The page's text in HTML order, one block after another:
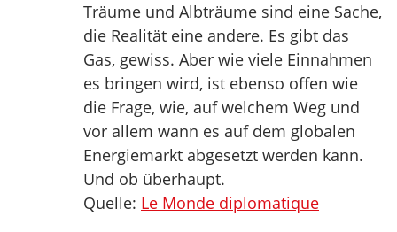
Träume und Albträume sind eine Sache,
die Realität eine andere. Es gibt das
Gas, gewiss. Aber wie viele Einnahmen
es bringen wird, ist ebenso offen wie
die Frage, wie, auf welchem Weg und
vor allem wann es auf dem globalen
Energiemarkt abgesetzt werden kann.
Und ob überhaupt.
Quelle: Le Monde diplomatique